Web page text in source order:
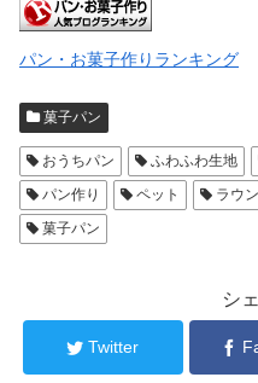
パン・お菓子作りランキング
菓子パン
おうちパン ふわふわ生地
パン作り
ペット ラウ
菓子パン
シ
Twitter